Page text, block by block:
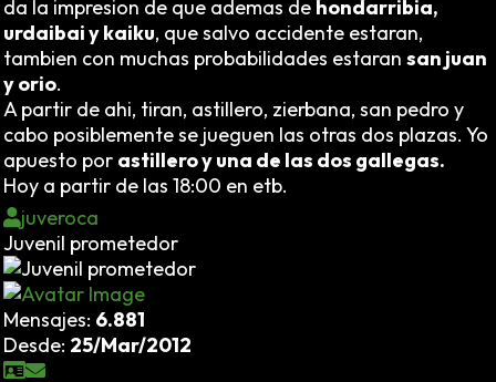
da la impresion de que ademas de hondarribia,
urdaibai y kaiku, que salvo accidente estaran,
tambien con muchas probabilidades estaran san juan
y orio.
A partir de ahi, tiran, astillero, zierbana, san pedro y
cabo posiblemente se jueguen las otras dos plazas. Yo
apuesto por astillero y una de las dos gallegas.
Hoy a partir de las 18:00 en etb.
juveroca
Juvenil prometedor
Mensajes: 6.881
Desde: 25/Mar/2012